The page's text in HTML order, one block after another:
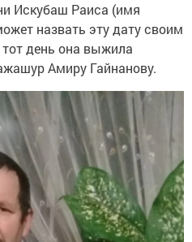
Искубаш Раиса (имя
назвать эту дату своим
день она выжила
Амиру Гайнанову.